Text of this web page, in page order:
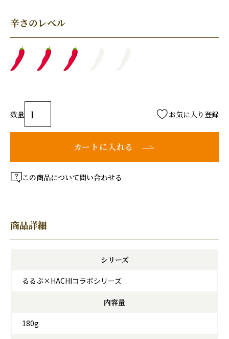
辛さのレベル
お気に入り登録
カートに入れる
この商品について問い合わせる
商品詳細
シリーズ
るるぶ×HACHIコラボシリーズ
内容量
180g